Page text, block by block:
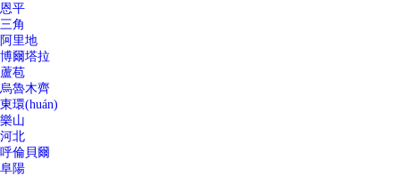
恩平
三角
阿里地
博爾塔拉
蘆苞
烏魯木齊
東環(huán)
樂山
河北
呼倫貝爾
阜陽